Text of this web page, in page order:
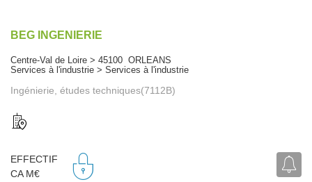
BEG INGENIERIE
Centre-Val de Loire > 45100 ORLEANS
Services à l'industrie > Services à l'industrie
Ingénierie, études techniques(7112B)
EFFECTIF
CA M€